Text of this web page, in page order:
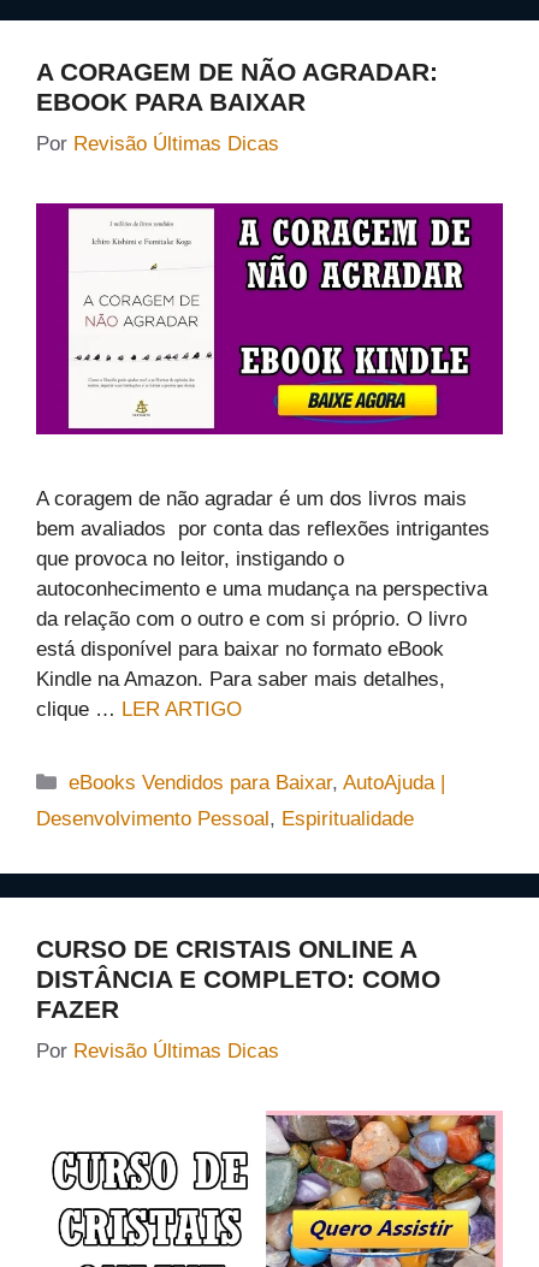
A CORAGEM DE NÃO AGRADAR:
EBOOK PARA BAIXAR
Por Revisão Últimas Dicas
A coragem de não agradar é um dos livros mais
bem avaliados por conta das reflexões intrigantes
que provoca no leitor, instigando o
autoconhecimento e uma mudança na perspectiva
da relação com o outro e com si próprio. O livro
está disponível para baixar no formato eBook
Kindle na Amazon. Para saber mais detalhes,
clique … LER ARTIGO
Categorias
eBooks Vendidos para Baixar,AutoAjuda |
Desenvolvimento Pessoal, Espiritualidade
CURSO DE CRISTAIS ONLINE A
DISTÂNCIA E COMPLETO: COMO
FAZER
Por Revisão Últimas Dicas